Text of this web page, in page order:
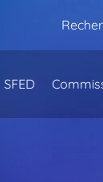
SFED